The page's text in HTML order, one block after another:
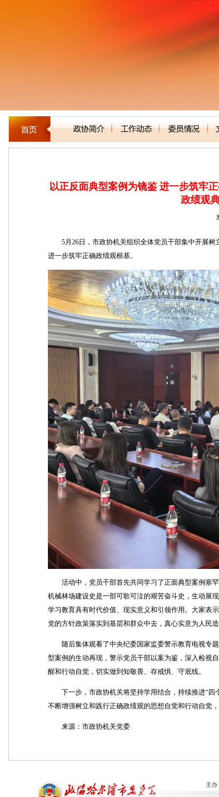
以正反面典型案例为镜鉴 进一步筑牢
政绩观
5月26日，市政协机关组织全体党员干部集中开展树
进一步筑牢正确政绩观根基。
活动中，党员干部首先共同学习了正面典型案例塞罕
机械林场建设史是一部可歌可泣的艰苦奋斗史，生动展
学习教育具有时代价值、现实意义和引领作用。大家表
党的方针政策落实到基层和群众中去，真心实意为人民
随后集体观看了中央纪委国家监委警示教育电视专题
型案例的生动再现，警示党员干部以案为鉴，深入检视
醒和行动自觉，切实做到知敬畏、存戒惧、守底线。
下一步，市政协机关将坚持学用结合，持续推进“四
不断增强树立和践行正确政绩观的思想自觉和行动自觉
来源：市政协机关党委
主